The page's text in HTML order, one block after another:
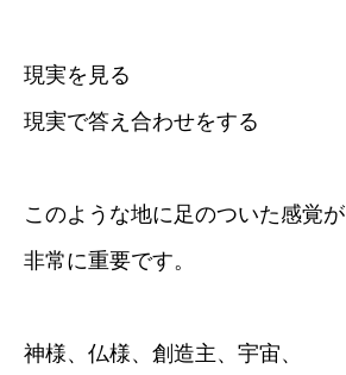
現実を見る
現実で答え合わせをする
このような地に足のついた感覚が
非常に重要です。
神様、仏様、創造主、宇宙、